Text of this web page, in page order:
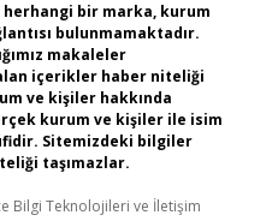
bir marka, kurum
bulunmamaktadır.
makaleler
içerikler haber niteliği
ve kişiler hakkında
kurum ve kişiler ile isim
Sitemizdeki bilgiler
taşımazlar.
Bilgi Teknolojileri ve İletişim